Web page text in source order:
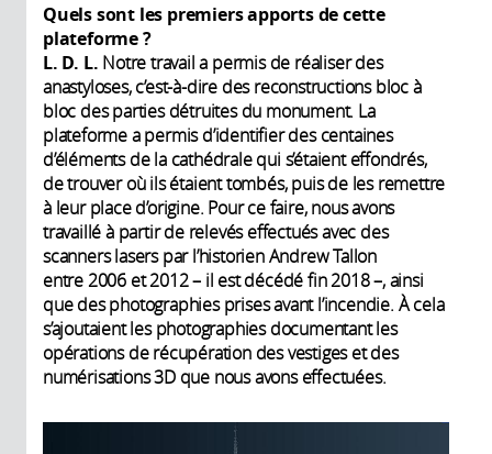
Quels sont les premiers apports de cette
plateforme ?
L. D. L. Notre travail a permis de réaliser des
anastyloses, c’est-à-dire des reconstructions bloc à
bloc des parties détruites du monument. La
plateforme a permis d’identifier des centaines
d’éléments de la cathédrale qui s’étaient effondrés,
de trouver où ils étaient tombés, puis de les remettre
à leur place d’origine. Pour ce faire, nous avons
travaillé à partir de relevés effectués avec des
scanners lasers par l’historien Andrew Tallon
entre 2006 et 2012 – il est décédé fin 2018 –, ainsi
que des photographies prises avant l’incendie. À cela
s’ajoutaient les photographies documentant les
opérations de récupération des vestiges et des
numérisations 3D que nous avons effectuées.